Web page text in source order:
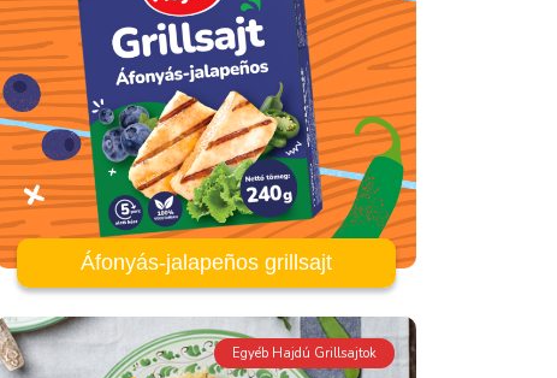
Áfonyás-jalapeños grillsajt
Egyéb Hajdú Grillsajtok